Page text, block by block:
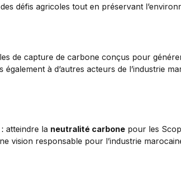
défis agricoles tout en préservant
de capture de carbone conçus pour
à d’autres acteurs de l’industrie
atteindre la neutralité carbone pour les
vision responsable pour l’industrie